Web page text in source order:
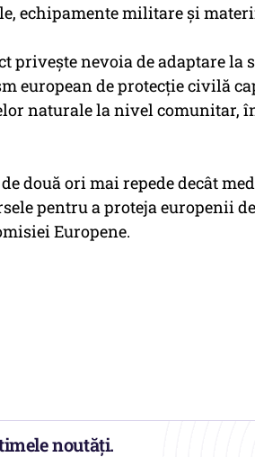
echipamente militare şi
priveşte nevoia de adaptare
european de protecţie civilă
naturale la nivel comunitar,
două ori mai repede decât
pentru a proteja europenii
Europene.
noutăți.